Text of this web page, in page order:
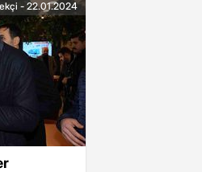
- 22.01.2024